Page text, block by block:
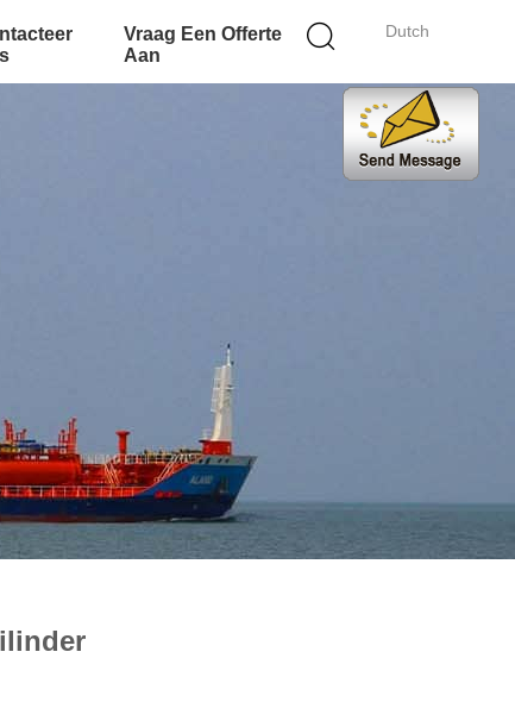
Dutch
Vraag Een Offerte
Aan